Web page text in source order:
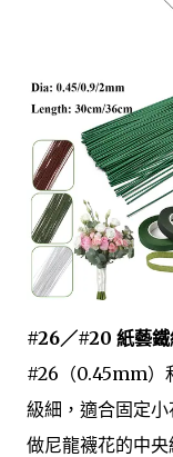
#26／#20 紙藝鐵
#26（0.45mm）
級細，適合固定
做尼龍襪花的中